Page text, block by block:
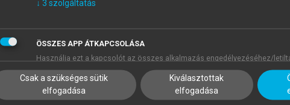
igei affixum keletkezett. A hanti
eredeti, necesszív, szükségszerűséget kifejező jelentését.
’hatással van valamire’, míg a toldaléknak
szakirodalom ezt a jelenséget divergencia néven
a mordvin jelenség, melynek során a segédigeként
uľems’lenni’ ige megőrizte jelentését, de használata
igének pedig csak a képzett alakjai élnek tovább önálló
↓ 3 szolgáltatás
ÖSSZES APP ÁTKAPCSOLÁSA
Használja ezt a kapcsolót az összes alkalmazás engedélyezéséhez/
Csak a szükséges sütik
elfogadása
Kiválasztottak
elfogadása